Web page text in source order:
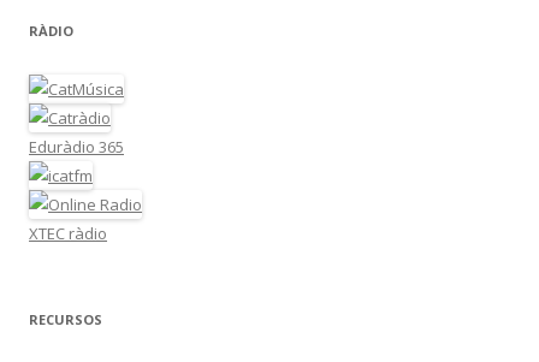
RÀDIO
Eduràdio 365
XTEC ràdio
RECURSOS